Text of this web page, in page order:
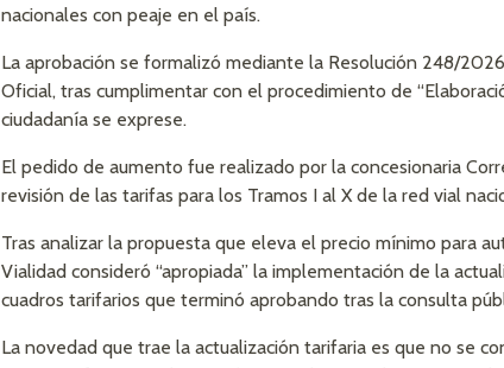
nacionales con peaje en el país.
La aprobación se formalizó mediante la Resolución 248/
Oficial, tras cumplimentar con el procedimiento de
ciudadanía se exprese.
El pedido de aumento fue realizado por la concesionaria
revisión de las tarifas para los Tramos I al X de la red vial
Tras analizar la propuesta que eleva el precio mínimo para
Vialidad consideró “apropiada” la implementación de la
cuadros tarifarios que terminó aprobando tras la consulta
La novedad que trae la actualización tarifaria es que no se